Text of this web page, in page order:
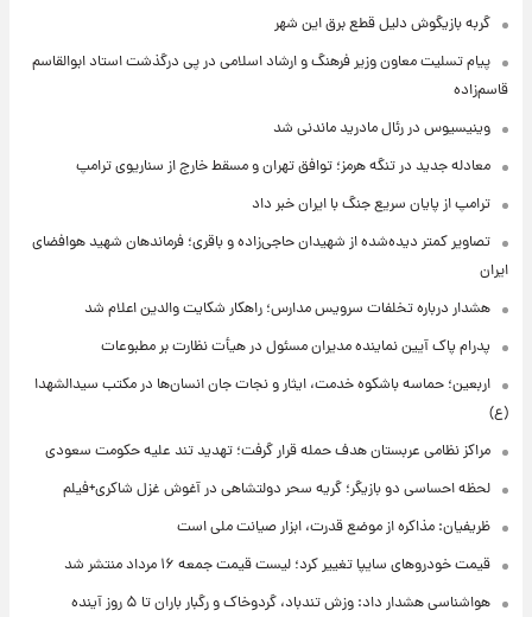
گربه بازیگوش دلیل قطع برق این شهر
پیام تسلیت معاون وزیر فرهنگ و ارشاد اسلامی در پی درگذشت استاد ابوالقاسم
قاسم‌زاده
وینیسیوس در رئال مادرید ماندنی شد
معادله جدید در تنگه هرمز؛ توافق تهران و مسقط خارج از سناریوی ترامپ
ترامپ از پایان سریع جنگ با ایران خبر داد
تصاویر کمتر دیده‌شده از شهیدان حاجی‌زاده و باقری؛ فرماندهان شهید هوافضای
ایران
هشدار درباره تخلفات سرویس مدارس؛ راهکار شکایت والدین اعلام شد
پدرام پاک آیین نماینده مدیران مسئول در هیأت نظارت بر مطبوعات
اربعین؛ حماسه باشکوه خدمت، ایثار و نجات جان انسان‌ها در مکتب سیدالشهدا
(ع)
مراکز نظامی عربستان هدف حمله قرار گرفت؛ تهدید تند علیه حکومت سعودی
لحظه احساسی دو بازیگر؛ گریه سحر دولتشاهی در آغوش غزل شاکری+فیلم
ظریفیان: مذاکره از موضع قدرت، ابزار صیانت ملی است
قیمت خودروهای سایپا تغییر کرد؛ لیست قیمت جمعه ۱۶ مرداد منتشر شد
هواشناسی هشدار داد: وزش تندباد، گردوخاک و رگبار باران تا ۵ روز آینده